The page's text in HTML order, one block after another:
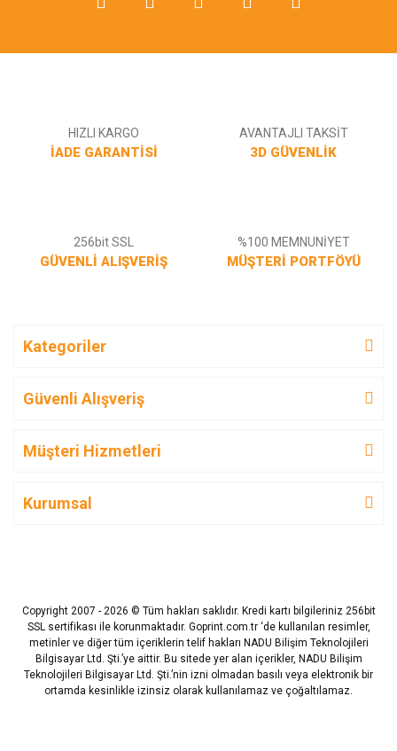
HIZLI KARGO
İADE GARANTİSİ
AVANTAJLI TAKSİT
3D GÜVENLİK
256bit SSL
GÜVENLİ ALIŞVERİŞ
%100 MEMNUNİYET
MÜŞTERİ PORTFÖYÜ
Kategoriler
Güvenli Alışveriş
Müşteri Hizmetleri
Kurumsal
Copyright 2007 - 2026 © Tüm hakları saklıdır. Kredi kartı bilgileriniz 256bit
SSL sertifikası ile korunmaktadır. Goprint.com.tr ‘de kullanılan resimler,
metinler ve diğer tüm içeriklerin telif hakları NADU Bilişim Teknolojileri
Bilgisayar Ltd. Şti.’ye aittir. Bu sitede yer alan içerikler, NADU Bilişim
Teknolojileri Bilgisayar Ltd. Şti.’nin izni olmadan basılı veya elektronik bir
ortamda kesinlikle izinsiz olarak kullanılamaz ve çoğaltılamaz.